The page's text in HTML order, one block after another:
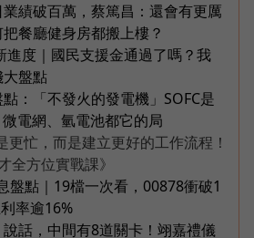
績破百萬，蔡篤昌：還會有更厲
餐廳健身房都搬上樓？
進度｜國民支援金通過了嗎？我
盤點
：「不發火的發電機」SOFC是
電網、氫電池都它的局
更忙，而是建立更好的工作流程！
全方位實戰課》
盤點｜19檔一次看，00878衝破1
率逾16%
話，中間有8道關卡！翊嘉禮儀